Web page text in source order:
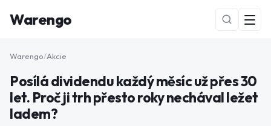
Warengo
Warengo/Akcie
Posílá dividendu každý měsíc už přes 30
let. Proč ji trh přesto roky nechával ležet
ladem?